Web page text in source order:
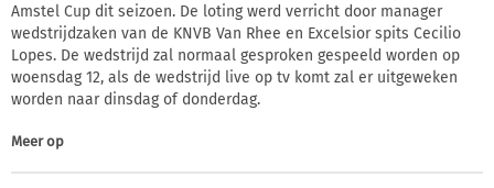
Amstel Cup dit seizoen. De loting werd verricht door manager
wedstrijdzaken van de KNVB Van Rhee en Excelsior spits Cecilio
Lopes. De wedstrijd zal normaal gesproken gespeeld worden op
woensdag 12, als de wedstrijd live op tv komt zal er uitgeweken
worden naar dinsdag of donderdag.
Meer op